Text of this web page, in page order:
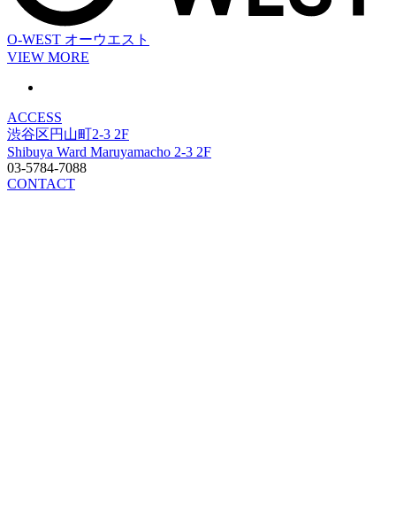
O-WEST オーウエスト
VIEW MORE
ACCESS
渋谷区円山町2-3 2F
Shibuya Ward Maruyamacho 2-3 2F
03-5784-7088
CONTACT